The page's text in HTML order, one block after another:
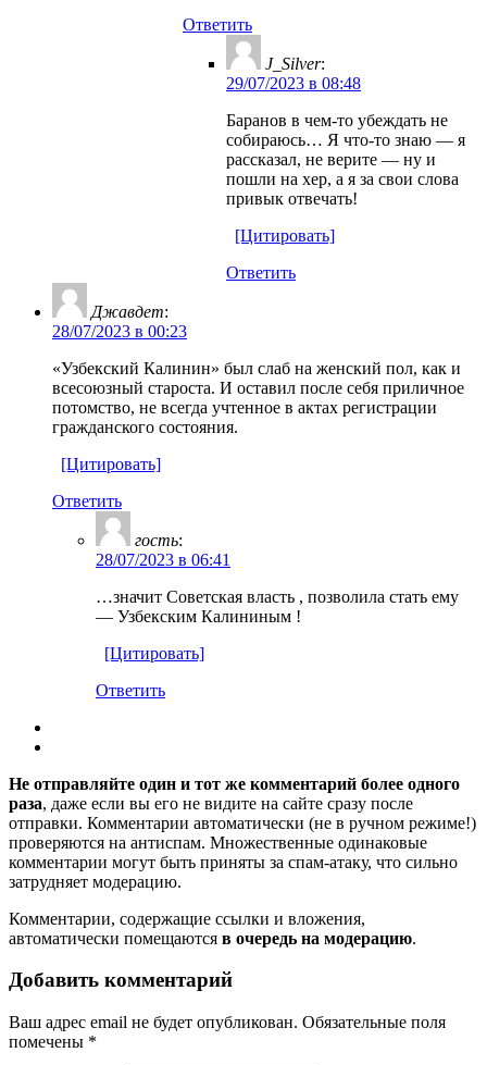
Ответить
J_Silver:
29/07/2023 в 08:48
Баранов в чем-то убеждать не
собираюсь… Я что-то знаю — я
рассказал, не верите — ну и
пошли на хер, а я за свои слова
привык отвечать!
[Цитировать]
Ответить
Джавдет:
28/07/2023 в 00:23
«Узбекский Калинин» был слаб на женский пол, как и
всесоюзный староста. И оставил после себя приличное
потомство, не всегда учтенное в актах регистрации
гражданского состояния.
[Цитировать]
Ответить
гость:
28/07/2023 в 06:41
…значит Советская власть , позволила стать ему
— Узбекским Калининым !
[Цитировать]
Ответить
Не отправляйте один и тот же комментарий более одного
раза, даже если вы его не видите на сайте сразу после
отправки. Комментарии автоматически (не в ручном режиме!)
проверяются на антиспам. Множественные одинаковые
комментарии могут быть приняты за спам-атаку, что сильно
затрудняет модерацию.
Комментарии, содержащие ссылки и вложения,
автоматически помещаются в очередь на модерацию.
Добавить комментарий
Ваш адрес email не будет опубликован. Обязательные поля
помечены *